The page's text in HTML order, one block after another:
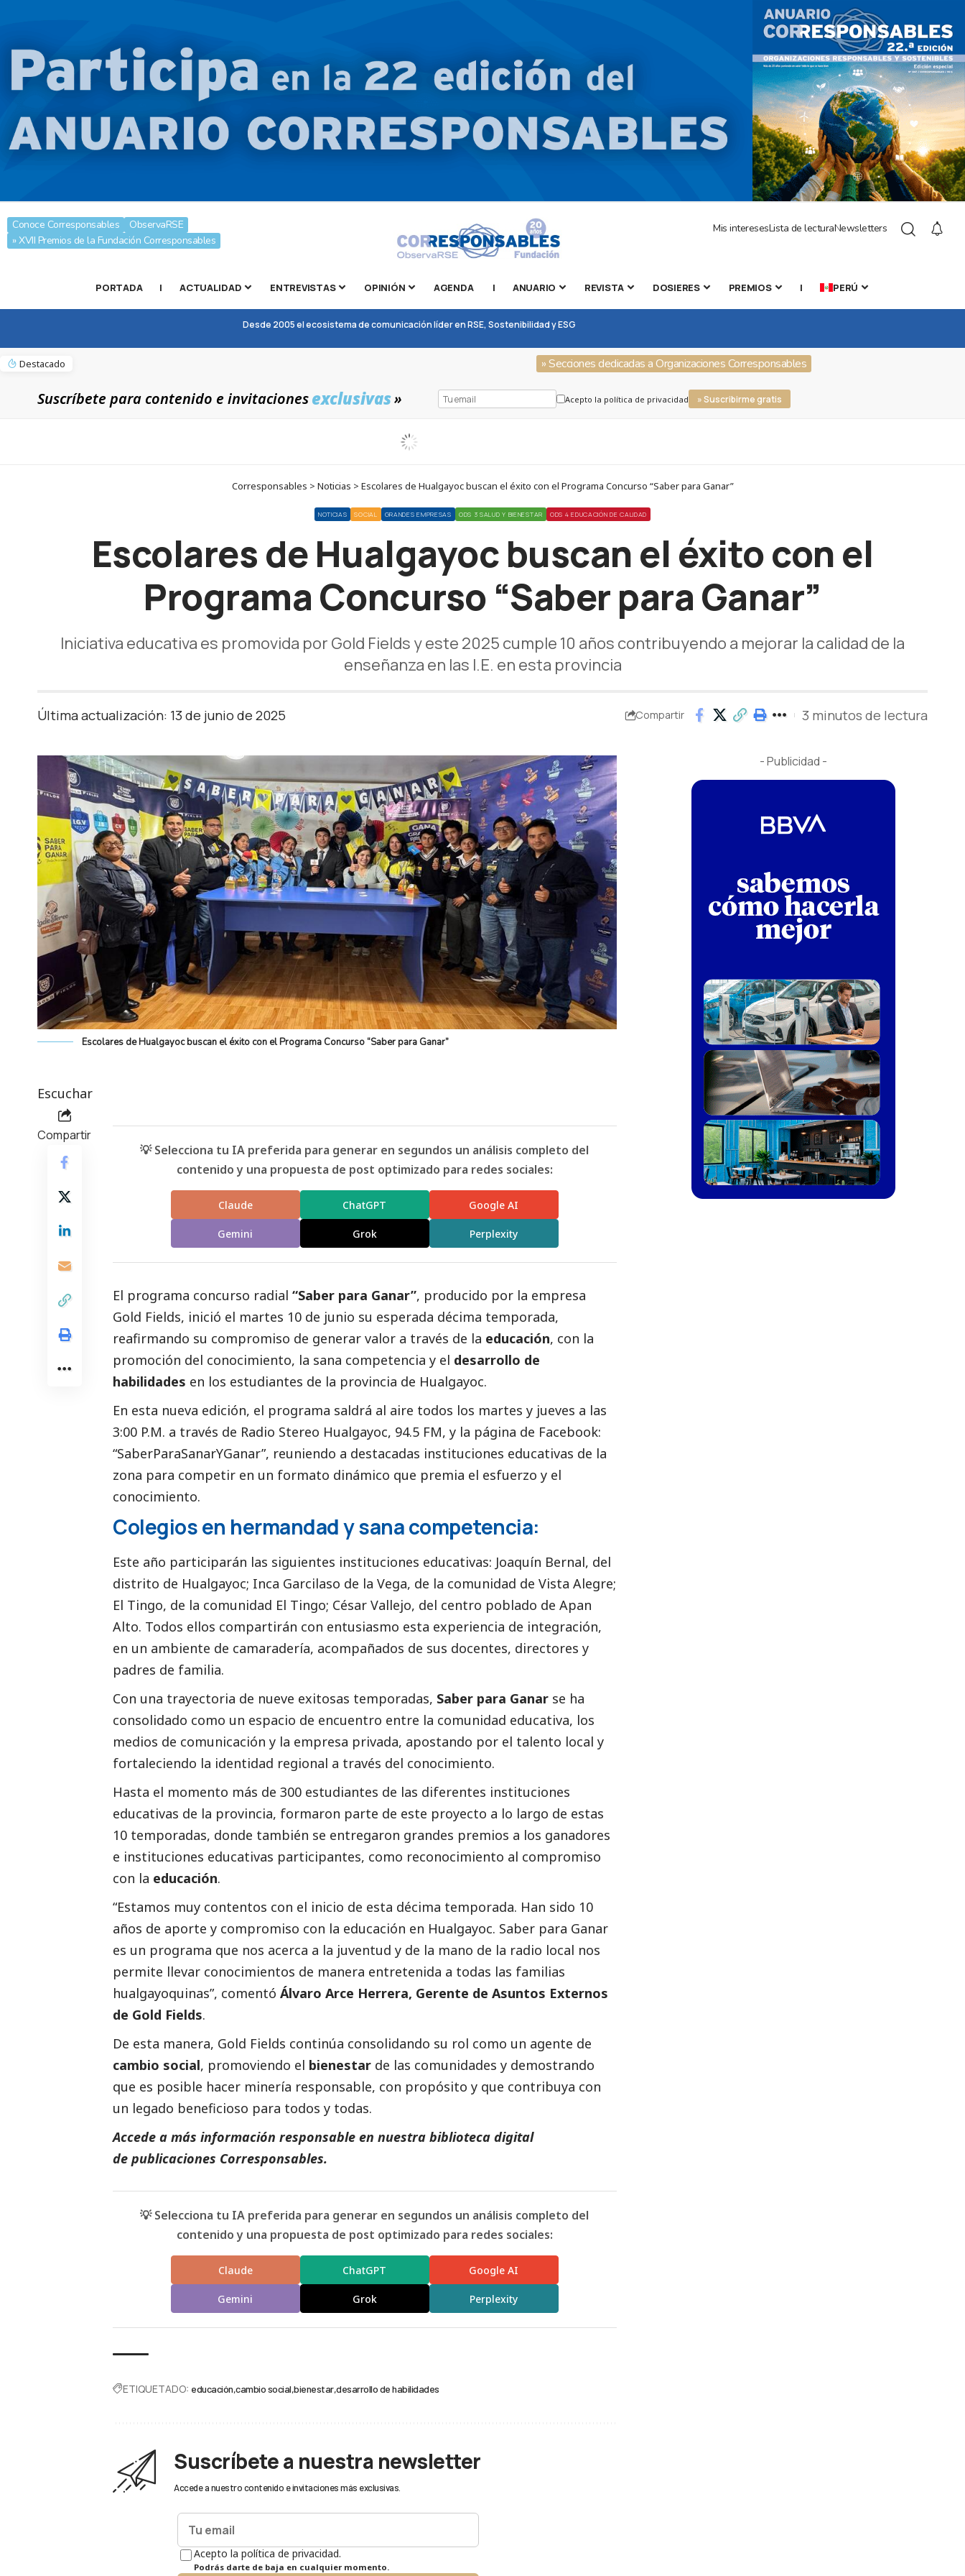
Conoce Corresponsables
ObservaRSE
» XVII Premios de la Fundación Corresponsables
Mis interesesLista de lecturaNewsletters
PORTADA | ACTUALIDAD ENTREVISTAS OPINIÓN AGENDA | ANUARIO REVISTA DOSIERES PREMIOS | PERÚ
Desde 2005 el ecosistema de comunicación líder en RSE, Sostenibilidad y ESG
Destacado » Secciones dedicadas a Organizaciones Corresponsables
Suscríbete para contenido e invitacionesexclusivas» Acepto la política de privacidad » Suscribirme gratis
Corresponsables > Noticias > Escolares de Hualgayoc buscan el éxito con el Programa Concurso “Saber para Ganar”
NOTICIAS SOCIAL GRANDES EMPRESAS ODS 3 SALUD Y BIENESTAR ODS 4 EDUCACIÓN DE CALIDAD
Escolares de Hualgayoc buscan el éxito con el
Programa Concurso “Saber para Ganar”
Iniciativa educativa es promovida por Gold Fields y este 2025 cumple 10 años contribuyendo a mejorar la calidad de la
enseñanza en las I.E. en esta provincia
Última actualización: 13 de junio de 2025 Compartir 3 minutos de lectura
Escolares de Hualgayoc buscan el éxito con el Programa Concurso “Saber para Ganar”
Escuchar
Compartir
💡 Selecciona tu IA preferida para generar en segundos un análisis completo del
contenido y una propuesta de post optimizado para redes sociales:
Claude ChatGPT Google AI
Gemini Grok Perplexity
El programa concurso radial “Saber para Ganar”, producido por la empresa
Gold Fields, inició el martes 10 de junio su esperada décima temporada,
reafirmando su compromiso de generar valor a través de la educación, con la
promoción del conocimiento, la sana competencia y el desarrollo de
habilidades en los estudiantes de la provincia de Hualgayoc.
En esta nueva edición, el programa saldrá al aire todos los martes y jueves a las
3:00 P.M. a través de Radio Stereo Hualgayoc, 94.5 FM, y la página de Facebook:
“SaberParaSanarYGanar”, reuniendo a destacadas instituciones educativas de la
zona para competir en un formato dinámico que premia el esfuerzo y el
conocimiento.
Colegios en hermandad y sana competencia:
Este año participarán las siguientes instituciones educativas: Joaquín Bernal, del
distrito de Hualgayoc; Inca Garcilaso de la Vega, de la comunidad de Vista Alegre;
El Tingo, de la comunidad El Tingo; César Vallejo, del centro poblado de Apan
Alto. Todos ellos compartirán con entusiasmo esta experiencia de integración,
en un ambiente de camaradería, acompañados de sus docentes, directores y
padres de familia.
Con una trayectoria de nueve exitosas temporadas, Saber para Ganar se ha
consolidado como un espacio de encuentro entre la comunidad educativa, los
medios de comunicación y la empresa privada, apostando por el talento local y
fortaleciendo la identidad regional a través del conocimiento.
Hasta el momento más de 300 estudiantes de las diferentes instituciones
educativas de la provincia, formaron parte de este proyecto a lo largo de estas
10 temporadas, donde también se entregaron grandes premios a los ganadores
e instituciones educativas participantes, como reconocimiento al compromiso
con la educación.
“Estamos muy contentos con el inicio de esta décima temporada. Han sido 10
años de aporte y compromiso con la educación en Hualgayoc. Saber para Ganar
es un programa que nos acerca a la juventud y de la mano de la radio local nos
permite llevar conocimientos de manera entretenida a todas las familias
hualgayoquinas”, comentó Álvaro Arce Herrera, Gerente de Asuntos Externos
de Gold Fields.
De esta manera, Gold Fields continúa consolidando su rol como un agente de
cambio social, promoviendo el bienestar de las comunidades y demostrando
que es posible hacer minería responsable, con propósito y que contribuya con
un legado beneficioso para todos y todas.
Accede a más información responsable en nuestra biblioteca digital
de publicaciones Corresponsables.
💡 Selecciona tu IA preferida para generar en segundos un análisis completo del
contenido y una propuesta de post optimizado para redes sociales:
Claude ChatGPT Google AI
Gemini Grok Perplexity
ETIQUETADO: educación cambio social bienestar desarrollo de habilidades
Suscríbete a nuestra newsletter
Accede a nuestro contenido e invitaciones más exclusivas.
Acepto la política de privacidad.
Podrás darte de baja en cualquier momento.
- Publicidad -